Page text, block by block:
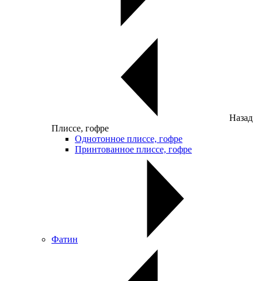
Назад
Плиссе, гофре
Однотонное плиссе, гофре
Принтованное плиссе, гофре
Фатин